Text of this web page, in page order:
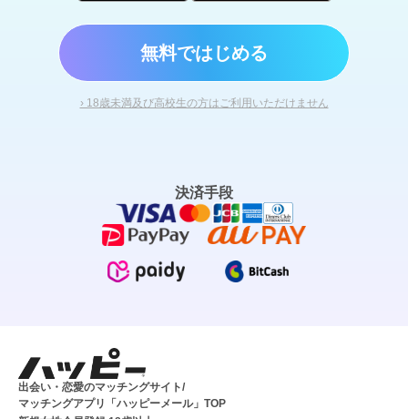
無料ではじめる
› 18歳未満及び高校生の方はご利用いただけません
決済手段
出会い・恋愛のマッチングサイト/
マッチングアプリ「ハッピーメール」TOP